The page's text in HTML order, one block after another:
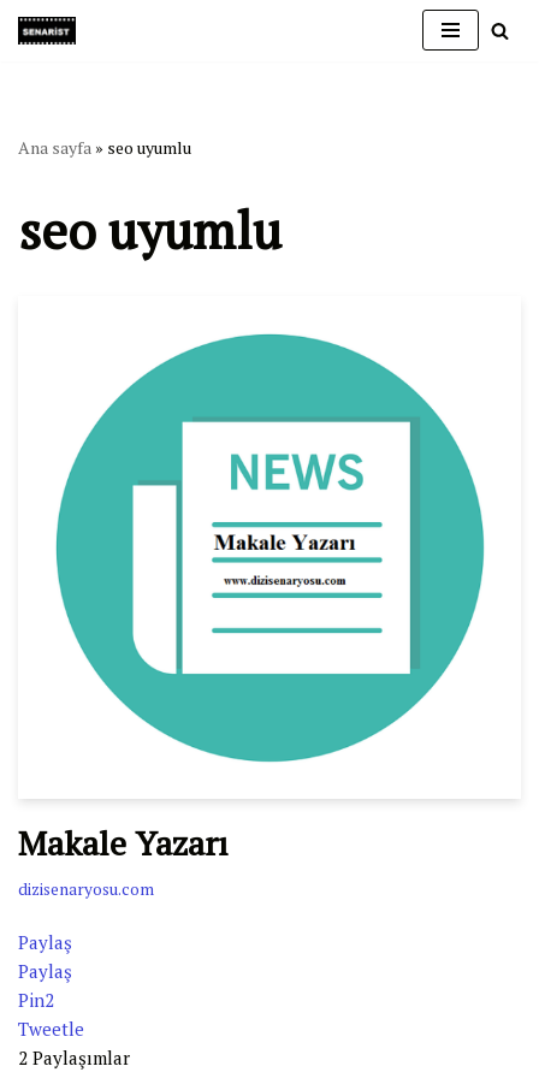
Ana sayfa » seo uyumlu
seo uyumlu
Makale Yazarı
dizisenaryosu.com
Paylaş
Paylaş
Pin2
Tweetle
2 Paylaşımlar